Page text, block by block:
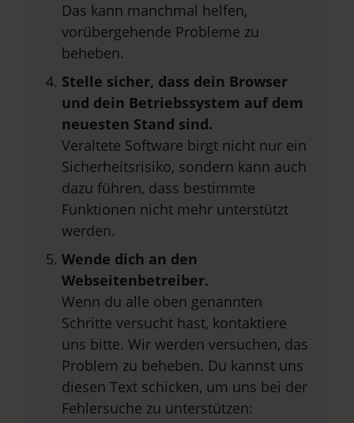
Das kann manchmal helfen,
vorübergehende Probleme zu
beheben.
Stelle sicher, dass dein Browser
und dein Betriebssystem auf dem
neuesten Stand sind.
Veraltete Software birgt nicht nur ein
Sicherheitsrisiko, sondern kann auch
dazu führen, dass bestimmte
Funktionen nicht mehr unterstützt
werden.
Wende dich an den
Webseitenbetreiber.
Wenn du alle oben genannten
Schritte versucht hast, kontaktiere
uns bitte. Wir werden versuchen, das
Problem zu beheben. Du kannst uns
diesen Text schicken, um uns bei der
Fehlersuche zu unterstützen: